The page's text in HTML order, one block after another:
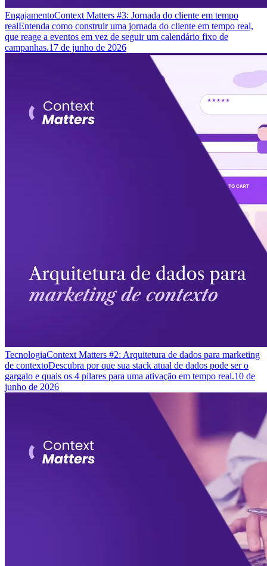
EngajamentoContext Matters #3: Jornada do cliente em tempo
realEntenda como construir uma jornada do cliente em tempo real,
que reage a eventos em vez de seguir um calendário fixo de
campanhas.17 de junho de 2026
TecnologiaContext Matters #2: Arquitetura de dados para marketing
de contextoDescubra por que sua stack atual de dados pode ser o
gargalo e quais os 4 pilares para uma ativação em tempo real.10 de
junho de 2026